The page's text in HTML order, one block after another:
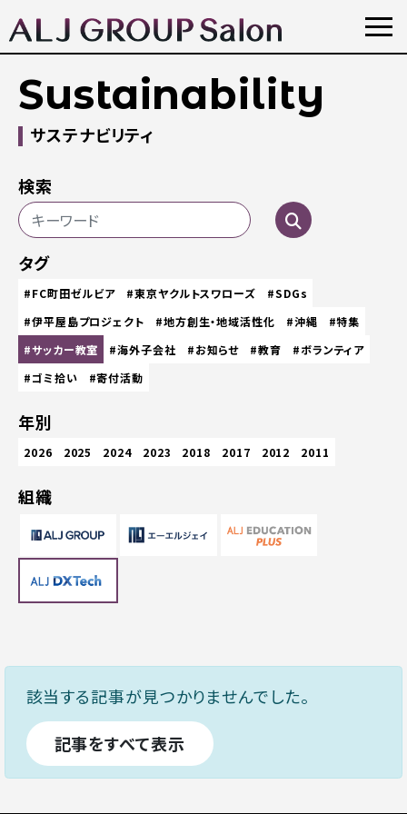
Sustainability
サステナビリティ
検索
タグ
#FC町田ゼルビア #東京ヤクルトスワローズ
#SDGs
#伊平屋島プロジェクト
#地方創生・地域活性化 #沖縄
#特集
#サッカー教室
#海外子会社 #お知らせ #教育
#ボランティア
#ゴミ拾い
#寄付活動
年別
2026 2025 2024 2023 2018 2017 2012 2011
組織
該当する記事が見つかりませんでした。
記事をすべて表示